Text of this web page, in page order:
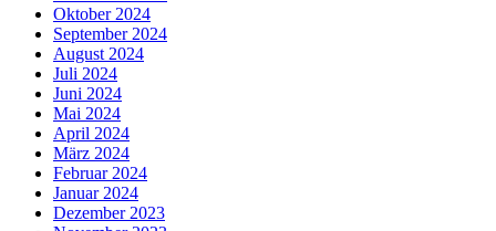
Oktober 2024
September 2024
August 2024
Juli 2024
Juni 2024
Mai 2024
April 2024
März 2024
Februar 2024
Januar 2024
Dezember 2023